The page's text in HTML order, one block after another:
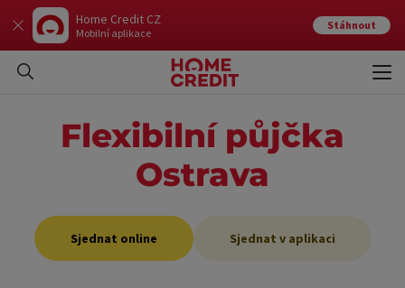
Home Credit CZ
Mobilní aplikace
Stáhnout
Flexibilní půjčka
Ostrava
Sjednat online Sjednat v aplikaci